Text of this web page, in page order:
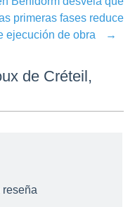
primeras fases reduce
ejecución de obra
→
de Créteil,
reseña